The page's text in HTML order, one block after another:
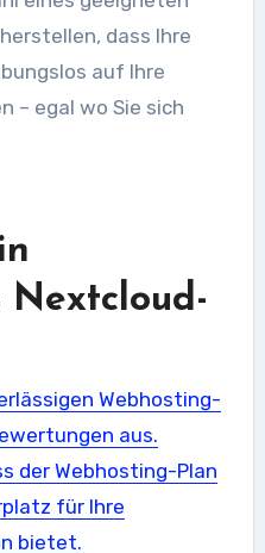
dass Ihre
auf Ihre
– egal wo Sie sich
Nextcloud-
Webhosting-
aus.
der Webhosting-Plan
für Ihre
bietet.